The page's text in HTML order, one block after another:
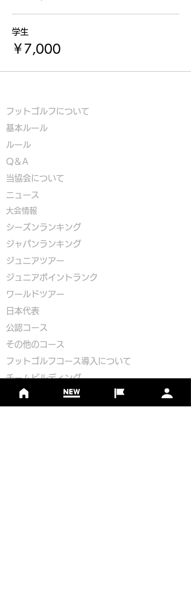
学生
￥7,000
フットゴルフについて
基本ルール
ルール
Q＆A
​当協会について
​ニュース
大会情報
シーズンランキング
ジャパンランキング
ジュニアツアー
ジュニアポイントランク
​ワールドツアー
​​日本代表
公認コース
​その他のコース
​ フットゴルフコース導入について
​チームビルディング
選手登録​